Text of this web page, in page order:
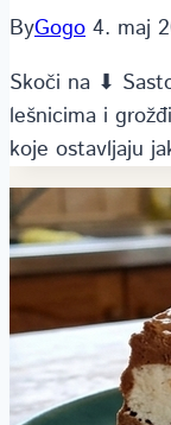
ByGogo 4. maj
Skoči na ⬇
lešnicima i
koje ostavljaju